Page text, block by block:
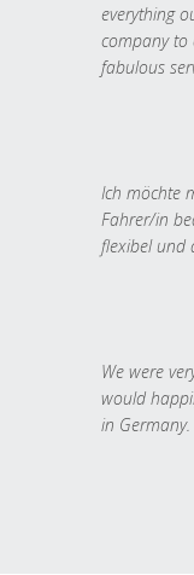
everything
company to
fabulous
Ich möchte
Fahrer/in
flexibel und
We were
would
in Germany.